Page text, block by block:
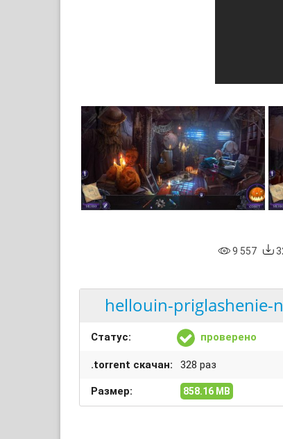
9 557
hellouin-priglashenie-
Статус: проверено
.torrent скачан: 328 раз
Размер: 858.16 MB